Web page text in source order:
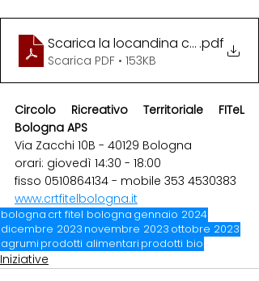
Scarica la locandina con tutte le
.pdf
Scarica PDF • 153KB
Circolo Ricreativo Territoriale FITeL
Bologna APS
Via Zacchi 10B - 40129 Bologna
orari: giovedì 14:30 - 18:00
fisso 0510864134 - mobile 353 4530383
www.crtfitelbologna.it
bologna crt fitel bologna gennaio 2024
dicembre 2023 novembre 2023 ottobre 2023
agrumi prodotti alimentari prodotti bio
Iniziative